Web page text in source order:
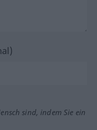
sind, indem Sie ein